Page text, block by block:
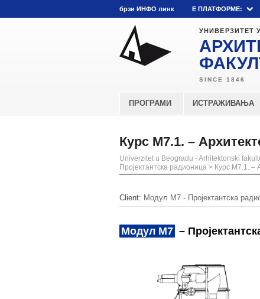
брзи ИНФО линк E ПЛАТФОРМЕ:
УНИВЕРЗИТЕТ
ПРОГРАМИ ИСТРАЖИВАЊА
Курс М7.1. –
Univerzitet u Beogradu - Arhitektonski
Пројектантска радионица > Курс М7.1. –
Client: Модул М7 - Пројектантска
Модул М7 –